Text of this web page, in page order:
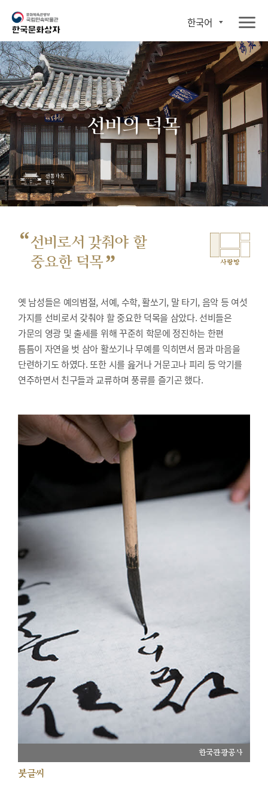
한국어
선비의 덕목
“선비로서 갖춰야 할
중요한 덕목” 사랑방
옛 남성들은 예의범절, 서예, 수학, 활쏘기, 말 타기, 음악 등 여섯
가지를 선비로서 갖춰야 할 중요한 덕목을 삼았다. 선비들은
가문의 영광 및 출세를 위해 꾸준히 학문에 정진하는 한편
틈틈이 자연을 벗 삼아 활쏘기나 무예를 익히면서 몸과 마음을
단련하기도 하였다. 또한 시를 읊거나 거문고나 피리 등 악기를
연주하면서 친구들과 교류하며 풍류를 즐기곤 했다.
한국관광공사
붓글씨